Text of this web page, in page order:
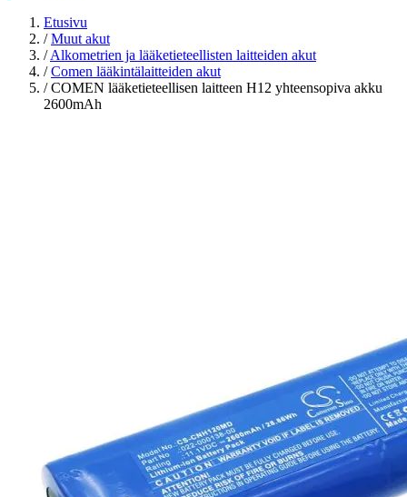
Etusivu
/ Muut akut
/ Alkometrien ja lääketieteellisten laitteiden akut
/ Comen lääkintälaitteiden akut
/ COMEN lääketieteellisen laitteen H12 yhteensopiva akku
2600mAh